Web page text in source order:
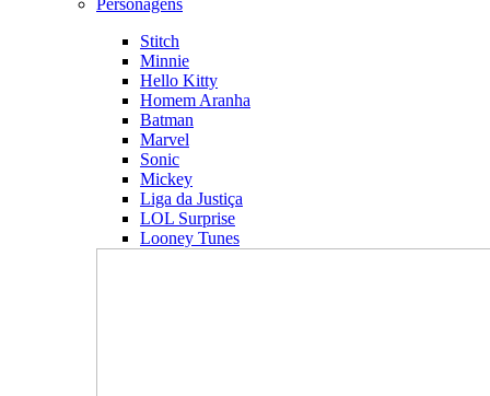
Personagens
Stitch
Minnie
Hello Kitty
Homem Aranha
Batman
Marvel
Sonic
Mickey
Liga da Justiça
LOL Surprise
Looney Tunes